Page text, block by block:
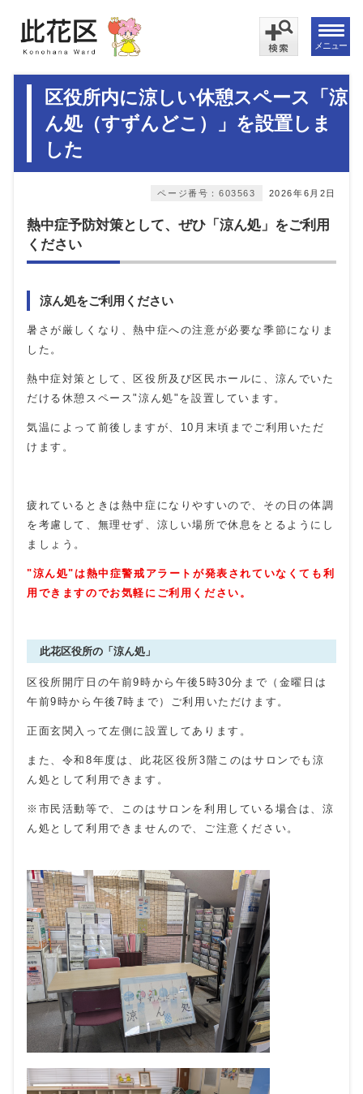
メニュー
区役所内に涼しい休憩スペース「涼
ん処（すずんどこ）」を設置しま
した
2026年6月2日
ページ番号：603563
熱中症予防対策として、ぜひ「涼ん処」をご利用
ください
涼ん処をご利用ください
暑さが厳しくなり、熱中症への注意が必要な季節になりま
した。
熱中症対策として、区役所及び区民ホールに、涼んでいた
だける休憩スペース"涼ん処"を設置しています。
気温によって前後しますが、10月末頃までご利用いただ
けます。
疲れているときは熱中症になりやすいので、その日の体調
を考慮して、無理せず、涼しい場所で休息をとるようにし
ましょう。
"涼ん処"は熱中症警戒アラートが発表されていなくても利
用できますのでお気軽にご利用ください。
此花区役所の「涼ん処」
区役所開庁日の午前9時から午後5時30分まで（金曜日は
午前9時から午後7時まで）ご利用いただけます。
正面玄関入って左側に設置してあります。
また、令和8年度は、此花区役所3階このはサロンでも涼
ん処として利用できます。
※市民活動等で、このはサロンを利用している場合は、涼
ん処として利用できませんので、ご注意ください。